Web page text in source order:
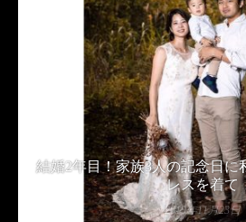
結婚2年目！家族3人の記念日に
レスを着て
2019年11月23日